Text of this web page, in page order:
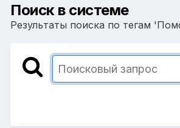
Поиск в системе
Результаты поиска по тегам